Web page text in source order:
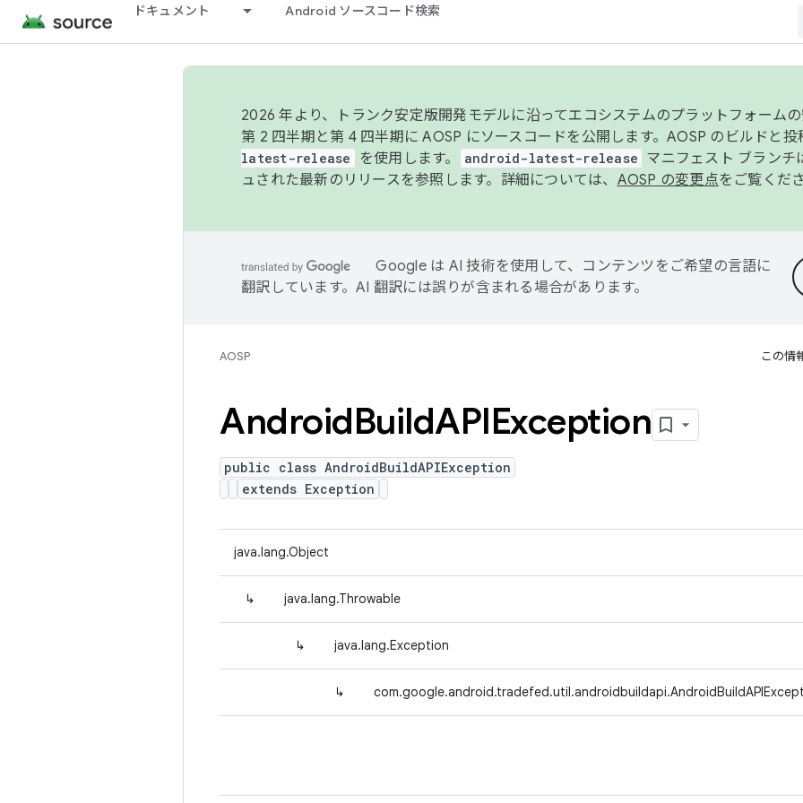
ドキュメント Android ソースコード検索
2026 年より、トランク安定版開発モデルに沿ってエコシステムのプラットフォーム
第 2 四半期と第 4 四半期に AOSP にソースコードを公開します。AOSP のビルドと投
latest-release を使用します。 android-latest-release マニフェスト ブランチ
ュされた最新のリリースを参照します。詳細については、 AOSP の変更点をご覧くだ
Google は AI 技術を使用して、コンテンツをご希望の言語に
翻訳しています。AI 翻訳には誤りが含まれる場合があります。
AOSP この情
AndroidBuildAPIException
public class AndroidBuildAPIException
extends Exception
java.lang.Object
↳ java.lang.Throwable
↳ java.lang.Exception
↳